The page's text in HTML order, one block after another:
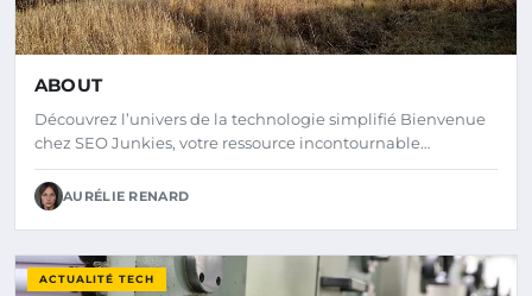
ABOUT
Découvrez l’univers de la technologie simplifié Bienvenue
chez SEO Junkies, votre ressource incontournable…
AURÉLIE RENARD
ACTUALITÉ TECH